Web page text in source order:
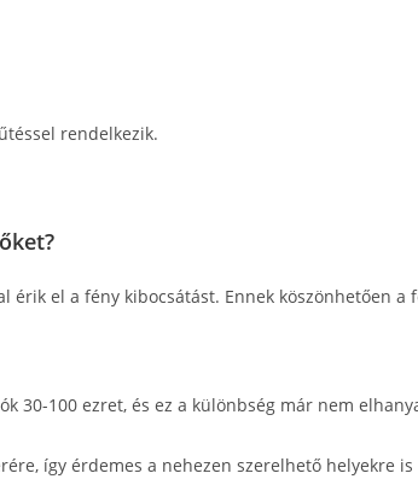
rendelkezik.
el a fény kibocsátást. Ennek köszönhetően
30-100 ezret, és ez a különbség már nem
így érdemes a nehezen szerelhető helyekre